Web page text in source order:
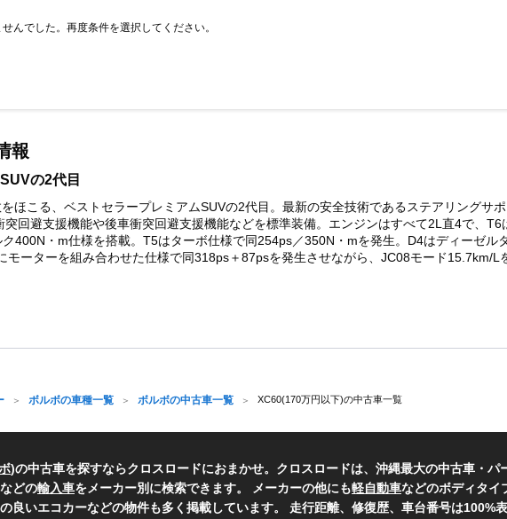
んでした。再度条件を選択してください。
報
の2代目
ほこる、ベストセラープレミアムSUVの2代目。最新の安全技術であるステアリングサ
突回避支援機能や後車衝突回避支援機能などを標準装備。エンジンはすべて2L直4で、
400N・m仕様を搭載。T5はターボ仕様で同254ps／350N・mを発生。D4はディーゼ
モーターを組み合わせた仕様で同318ps＋87psを発生させながら、JC08モード15.7km/L
ボルボの車種一覧 ボルボの中古車一覧 XC60(170万円以下)の中古車一覧
)の中古車を探すならクロスロードにおまかせ。クロスロードは、沖縄最大の中古車・パ
などの輸入車をメーカー別に検索できます。 メーカーの他にも軽自動車などのボディタイ
良いエコカーなどの物件も多く掲載しています。 走行距離、修復歴、車台番号は100%